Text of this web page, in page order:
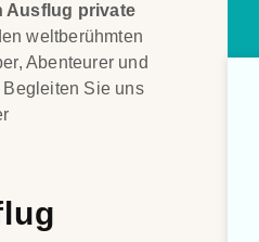
Ausflug private
weltberühmten
Abenteurer und
Sie uns